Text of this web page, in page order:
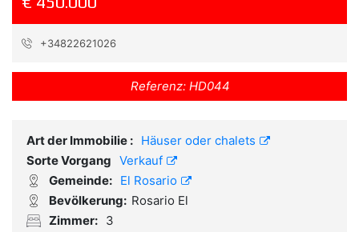
+34822621026
Referenz: HD044
Art der Immobilie : Häuser oder chalets
Sorte Vorgang Verkauf
Gemeinde: El Rosario
Bevölkerung: Rosario El
Zimmer: 3